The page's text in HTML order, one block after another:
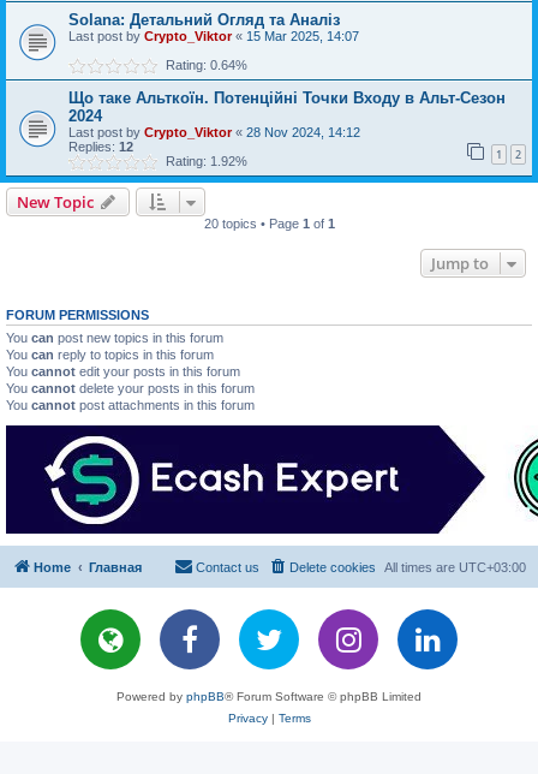
Solana: Детальний Огляд та Аналіз
Last post by Crypto_Viktor« 15 Mar 2025, 14:07
Rating: 0.64%
Що таке Альткоїн. Потенційні Точки Входу в Альт-Сезон
2024
Last post by Crypto_Viktor« 28 Nov 2024, 14:12
Replies: 12 1 2
Rating: 1.92%
New Topic
20 topics • Page 1 of 1
Jump to
FORUM PERMISSIONS
You can post new topics in this forum
You can reply to topics in this forum
You cannot edit your posts in this forum
You cannot delete your posts in this forum
You cannot post attachments in this forum
Home Главная All times are UTC+03:00
Delete cookies
Contact us
Powered by phpBB® Forum Software © phpBB Limited
Privacy| Terms